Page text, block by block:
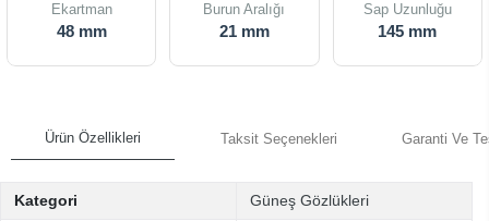
Ekartman
48 mm
Burun Aralığı
21 mm
Sap Uzunluğu
145 mm
Ürün Özellikleri Taksit Seçenekleri Garanti Ve
Kategori Güneş Gözlükleri